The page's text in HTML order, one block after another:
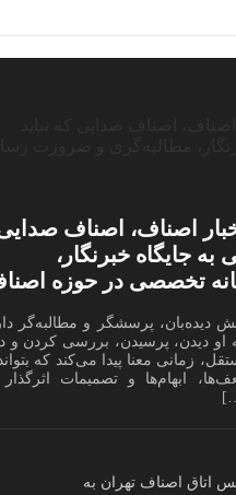
اصناف، اصناف
جایگاه خبرنگار،
تخصصی در حوزه
دیده‌بان، پرسشگر و مطالبه‌گر
او دیدن، پرسیدن، بررسی کردن و
زمانی معنا پیدا می‌کند که
ابهام‌ها و تصمیمات اثرگذار
اتاق اصناف تهران به